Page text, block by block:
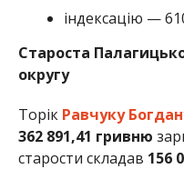
індексацію —
Староста
округу
Торік Равчуку
362 891,41 гривню
старости складав 156